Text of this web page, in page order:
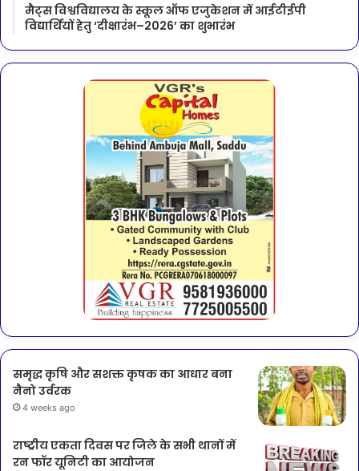
मैट्स विश्वविद्यालय के स्कूल ऑफ एजुकेशन में आईटीईपी
विद्यार्थियों हेतु ‘दीक्षारंभ–2026’ का शुभारंभ
समृद्ध कृषि और सशक्त कृषक का आधार बना
नैनो उर्वरक
4 weeks ago
राष्ट्रीय एकता दिवस पर जिले के सभी थानों में
रन फॉर यूनिटी का आयोजन